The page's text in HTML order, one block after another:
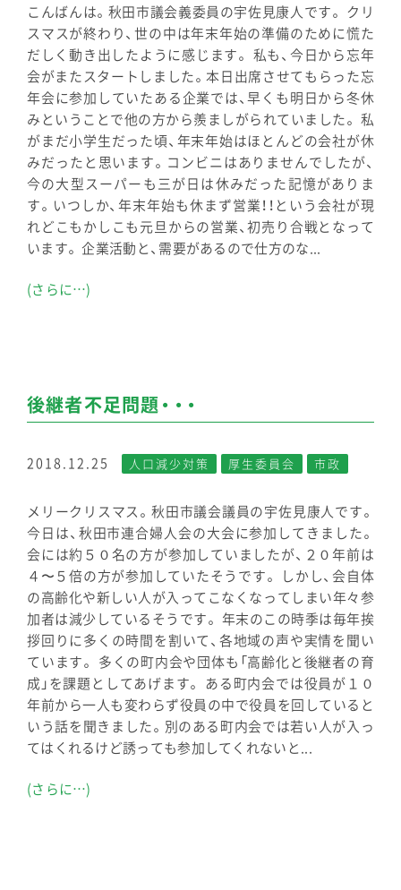
こんばんは。秋田市議会義委員の宇佐見康人です。 クリ
スマスが終わり、世の中は年末年始の準備のために慌た
だしく動き出したように感じます。 私も、今日から忘年
会がまたスタートしました。本日出席させてもらった忘
年会に参加していたある企業では、早くも明日から冬休
みということで他の方から羨ましがられていました。 私
がまだ小学生だった頃、年末年始はほとんどの会社が休
みだったと思います。コンビニはありませんでしたが、
今の大型スーパーも三が日は休みだった記憶がありま
す。いつしか、年末年始も休まず営業！！という会社が現
れどこもかしこも元旦からの営業、初売り合戦となって
います。 企業活動と、需要があるので仕方のな...
(さらに…)
後継者不足問題・・・
2018.12.25 人口減少対策 厚生委員会 市政
メリークリスマス。秋田市議会議員の宇佐見康人です。
今日は、秋田市連合婦人会の大会に参加してきました。
会には約５０名の方が参加していましたが、２０年前は
４〜５倍の方が参加していたそうです。 しかし、会自体
の高齢化や新しい人が入ってこなくなってしまい年々参
加者は減少しているそうです。 年末のこの時季は毎年挨
拶回りに多くの時間を割いて、各地域の声や実情を聞い
ています。 多くの町内会や団体も「高齢化と後継者の育
成」を課題としてあげます。 ある町内会では役員が１０
年前から一人も変わらず役員の中で役員を回していると
いう話を聞きました。別のある町内会では若い人が入っ
てはくれるけど誘っても参加してくれないと...
(さらに…)